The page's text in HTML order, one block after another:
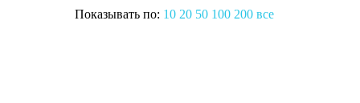
Показывать по: 10 20 50 100 200 все